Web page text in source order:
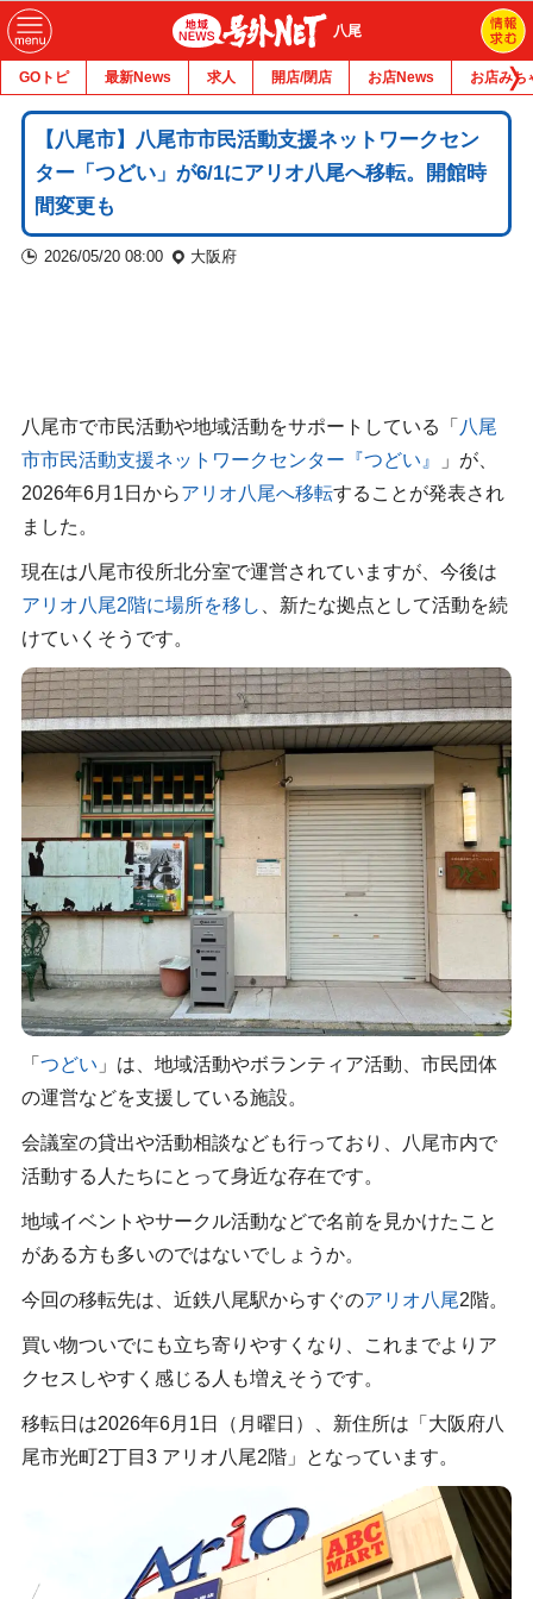
八尾
GOトピ 最新News 求人 開店/閉店 お店News お店みち
【八尾市】八尾市市民活動支援ネットワークセン
ター「つどい」が6/1にアリオ八尾へ移転。開館時
間変更も
2026/05/20 08:00 大阪府
八尾市で市民活動や地域活動をサポートしている「 八尾
市市民活動支援ネットワークセンター『つどい』
」が、
2026年6月1日からアリオ八尾へ移転することが発表され
ました。
現在は八尾市役所北分室で運営されていますが、今後は
アリオ八尾2階に場所を移し
、新たな拠点として活動を続
けていくそうです。
「 つどい 」は、地域活動やボランティア活動、市民団体
の運営などを支援している施設。
会議室の貸出や活動相談なども行っており、八尾市内で
活動する人たちにとって身近な存在です。
地域イベントやサークル活動などで名前を見かけたこと
がある方も多いのではないでしょうか。
今回の移転先は、近鉄八尾駅からすぐのアリオ八尾2階。
買い物ついでにも立ち寄りやすくなり、これまでよりア
クセスしやすく感じる人も増えそうです。
移転日は2026年6月1日（月曜日）、新住所は「大阪府八
尾市光町2丁目3 アリオ八尾2階」となっています。